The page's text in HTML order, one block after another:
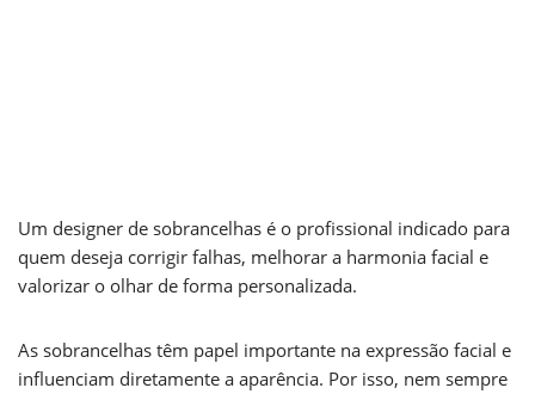
Um designer de sobrancelhas é o profissional indicado para
quem deseja corrigir falhas, melhorar a harmonia facial e
valorizar o olhar de forma personalizada.
As sobrancelhas têm papel importante na expressão facial e
influenciam diretamente a aparência. Por isso, nem sempre